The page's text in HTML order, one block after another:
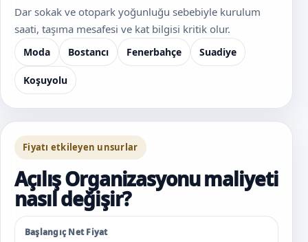
Dar sokak ve otopark yoğunluğu sebebiyle kurulum
saati, taşıma mesafesi ve kat bilgisi kritik olur.
Moda Bostancı Fenerbahçe Suadiye
Koşuyolu
Fiyatı etkileyen unsurlar
Açılış Organizasyonu maliyeti
nasıl değişir?
Başlangıç Net Fiyat